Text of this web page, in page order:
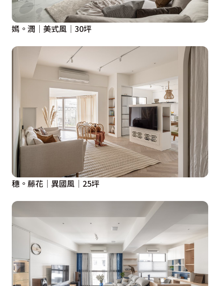
嫣。潤│美式風│30坪
穗。藤花│異國風│25坪